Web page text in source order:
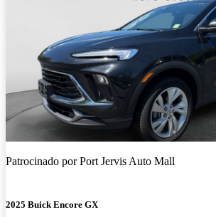
Patrocinado porPort Jervis Auto Mall
2025 Buick Encore GX